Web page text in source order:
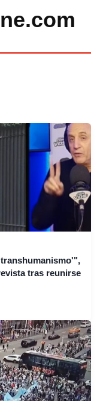
tras reunirse